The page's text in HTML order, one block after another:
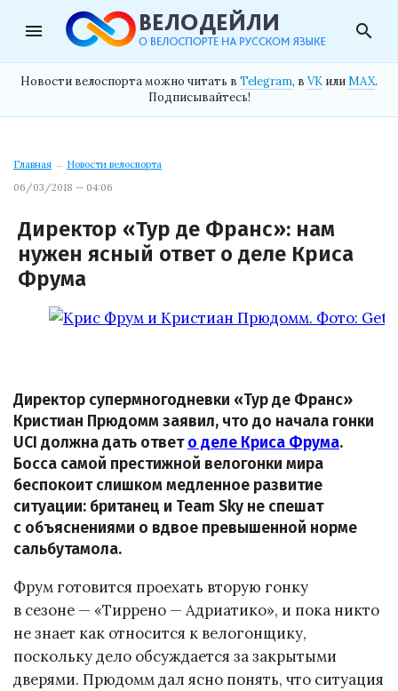
menu search
Новости велоспорта можно читать в Telegram, в VK илиMAX.
Подписывайтесь!
Главная → Новости велоспорта
06/03/2018 — 04:06
Директор «Тур де Франс»: нам
нужен ясный ответ о деле Криса
Фрума
Директор супермногодневки «Тур де Франс»
Кристиан Прюдомм заявил, что до начала гонки
UCI должна дать ответо деле Криса Фрума.
Босса самой престижной велогонки мира
беспокоит слишком медленное развитие
ситуации: британец и Team Sky не спешат
с объяснениями о вдвое превышенной норме
сальбутамола.
Фрум готовится проехать вторую гонку
в сезоне — «Тиррено — Адриатико», и пока никто
не знает как относится к велогонщику,
поскольку дело обсуждается за закрытыми
дверями. Прюдомм дал ясно понять, что ситуация